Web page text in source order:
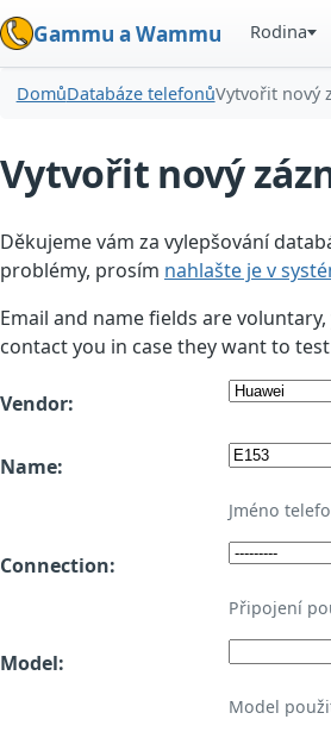
Gammu a Wammu Rodina
DomůDatabáze telefonůVytvořit nový
Vytvořit nový
Děkujeme vám za vylepšování
problémy, prosím nahlašte je v
Email and name fields are
contact you in case they want to
Vendor:
Name:
Jméno
Connection:
Připojení
Model:
Model